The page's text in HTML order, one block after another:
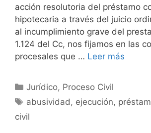
acción resolutoria del préstamo
hipotecaria a través del juicio
al incumplimiento grave del
1.124 del Cc, nos fijamos en las
procesales que … Leer más
Categorías
Jurídico, Proceso Civil
Etiquetas
abusividad, ejecución,
civil